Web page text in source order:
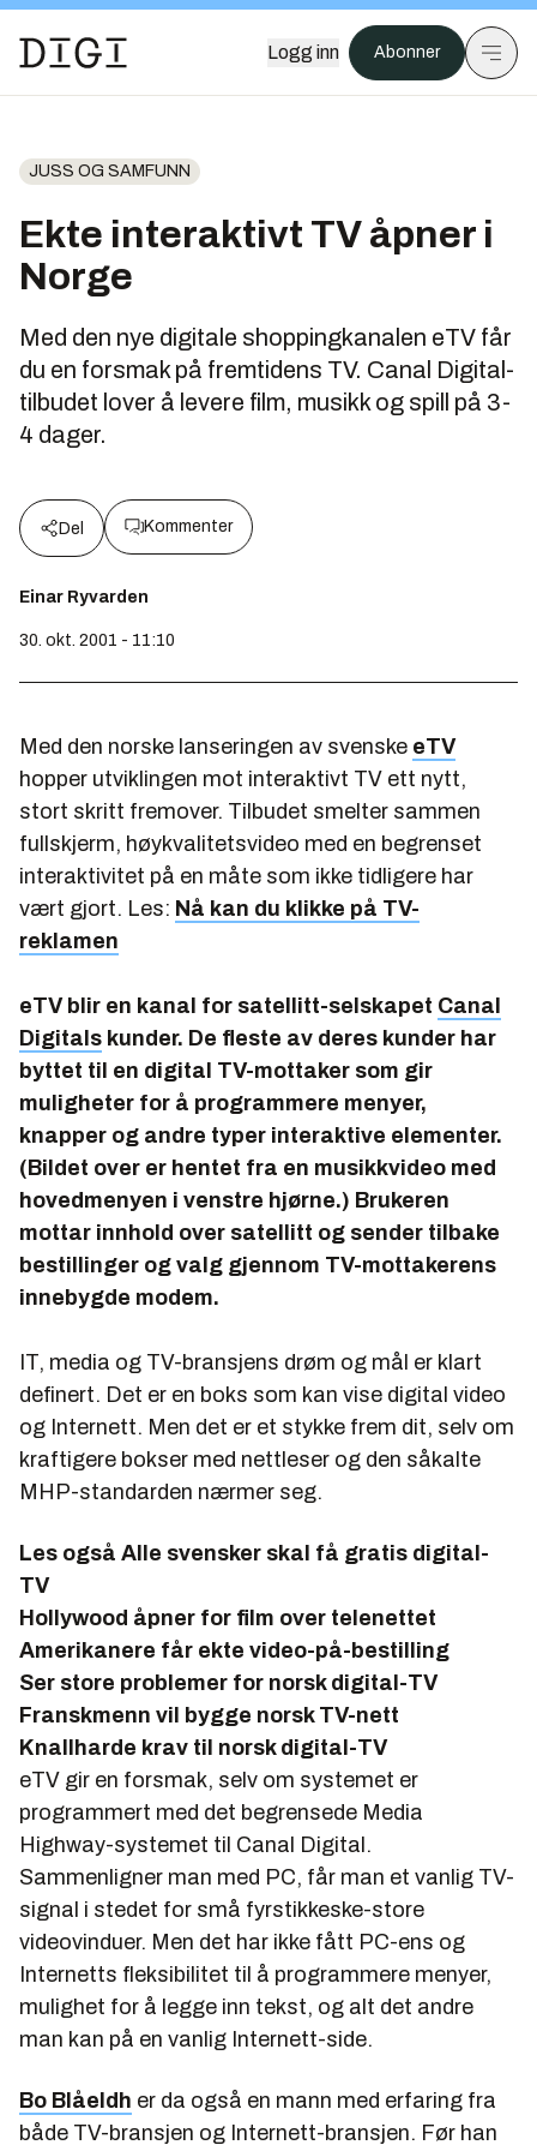
Logg inn Abonner
JUSS OG SAMFUNN
Ekte interaktivt TV åpner i
Norge
Med den nye digitale shoppingkanalen eTV får
du en forsmak på fremtidens TV. Canal Digital-
tilbudet lover å levere film, musikk og spill på 3-
4 dager.
Del Kommenter
Einar Ryvarden
30. okt. 2001 - 11:10
Med den norske lanseringen av svenske eTV
hopper utviklingen mot interaktivt TV ett nytt,
stort skritt fremover. Tilbudet smelter sammen
fullskjerm, høykvalitetsvideo med en begrenset
interaktivitet på en måte som ikke tidligere har
vært gjort. Les: Nå kan du klikke på TV-
reklamen
eTV blir en kanal for satellitt-selskapet Canal
Digitals kunder. De fleste av deres kunder har
byttet til en digital TV-mottaker som gir
muligheter for å programmere menyer,
knapper og andre typer interaktive elementer.
(Bildet over er hentet fra en musikkvideo med
hovedmenyen i venstre hjørne.) Brukeren
mottar innhold over satellitt og sender tilbake
bestillinger og valg gjennom TV-mottakerens
innebygde modem.
IT, media og TV-bransjens drøm og mål er klart
definert. Det er en boks som kan vise digital video
og Internett. Men det er et stykke frem dit, selv om
kraftigere bokser med nettleser og den såkalte
MHP-standarden nærmer seg.
Les også Alle svensker skal få gratis digital-
TV
Hollywood åpner for film over telenettet
Amerikanere får ekte video-på-bestilling
Ser store problemer for norsk digital-TV
Franskmenn vil bygge norsk TV-nett
Knallharde krav til norsk digital-TV
eTV gir en forsmak, selv om systemet er
programmert med det begrensede Media
Highway-systemet til Canal Digital.
Sammenligner man med PC, får man et vanlig TV-
signal i stedet for små fyrstikkeske-store
videovinduer. Men det har ikke fått PC-ens og
Internetts fleksibilitet til å programmere menyer,
mulighet for å legge inn tekst, og alt det andre
man kan på en vanlig Internett-side.
Bo Blåeldh er da også en mann med erfaring fra
både TV-bransjen og Internett-bransjen. Før han